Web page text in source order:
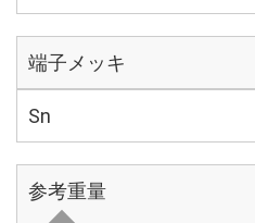
端子メッキ
Sn
参考重量